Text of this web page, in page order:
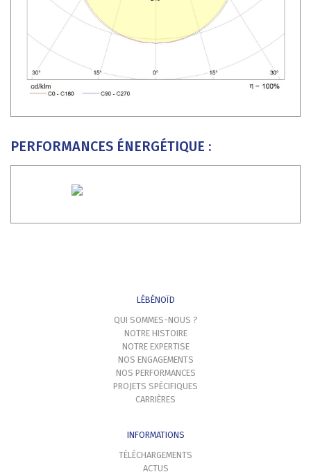
PERFORMANCES ÉNERGÉTIQUE :
LÉBÉNOÏD
QUI SOMMES-NOUS ?
NOTRE HISTOIRE
NOTRE EXPERTISE
NOS ENGAGEMENTS
NOS PERFORMANCES
PROJETS SPÉCIFIQUES
CARRIÈRES
INFORMATIONS
TÉLÉCHARGEMENTS
ACTUS